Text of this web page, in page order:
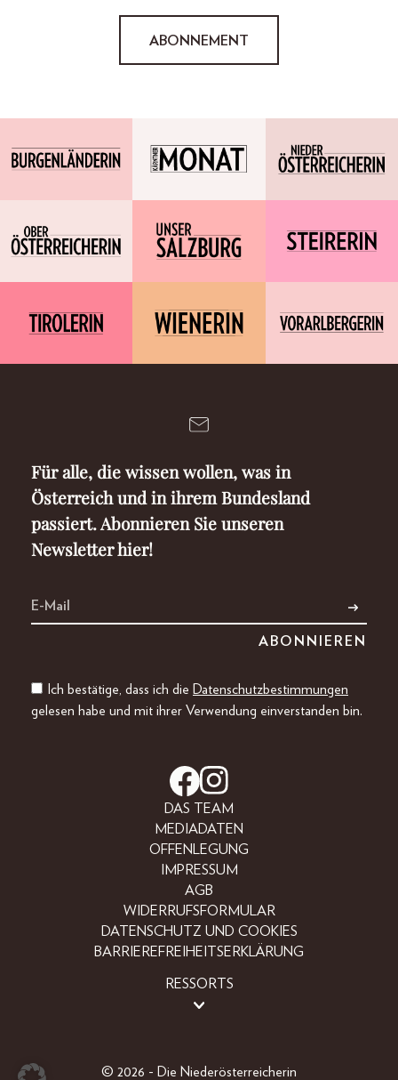
ABONNEMENT
Für alle, die wissen wollen, was in
Österreich und in ihrem Bundesland
passiert. Abonnieren Sie unseren
Newsletter hier!
Ich bestätige, dass ich die Datenschutzbestimmungen
gelesen habe und mit ihrer Verwendung einverstanden bin.
DAS TEAM
MEDIADATEN
OFFENLEGUNG
IMPRESSUM
AGB
WIDERRUFSFORMULAR
DATENSCHUTZ UND COOKIES
BARRIEREFREIHEITSERKLÄRUNG
RESSORTS
© 2026 - Die Niederösterreicherin